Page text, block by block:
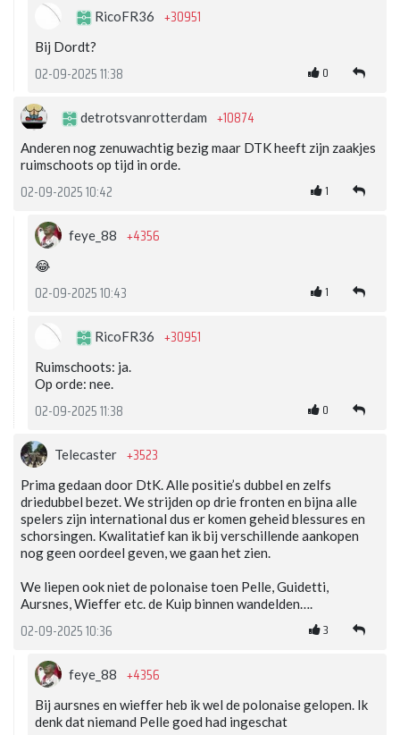
RicoFR36 +30951
Bij Dordt?
02-09-2025 11:38 0
detrotsvanrotterdam +10874
Anderen nog zenuwachtig bezig maar DTK heeft zijn zaakjes
ruimschoots op tijd in orde.
02-09-2025 10:42 1
feye_88 +4356
😂
02-09-2025 10:43 1
RicoFR36 +30951
Ruimschoots: ja.
Op orde: nee.
02-09-2025 11:38 0
Telecaster +3523
Prima gedaan door DtK. Alle positie’s dubbel en zelfs
driedubbel bezet. We strijden op drie fronten en bijna alle
spelers zijn international dus er komen geheid blessures en
schorsingen. Kwalitatief kan ik bij verschillende aankopen
nog geen oordeel geven, we gaan het zien.
We liepen ook niet de polonaise toen Pelle, Guidetti,
Aursnes, Wieffer etc. de Kuip binnen wandelden….
02-09-2025 10:36 3
feye_88 +4356
Bij aursnes en wieffer heb ik wel de polonaise gelopen. Ik
denk dat niemand Pelle goed had ingeschat